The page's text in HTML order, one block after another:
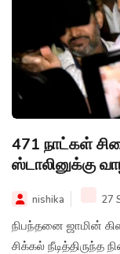
471 நாட்கள்
ஸ்டாலினுக்கு
nishika 27
நிபந்தனை ஜாமின்
சிக்கல்